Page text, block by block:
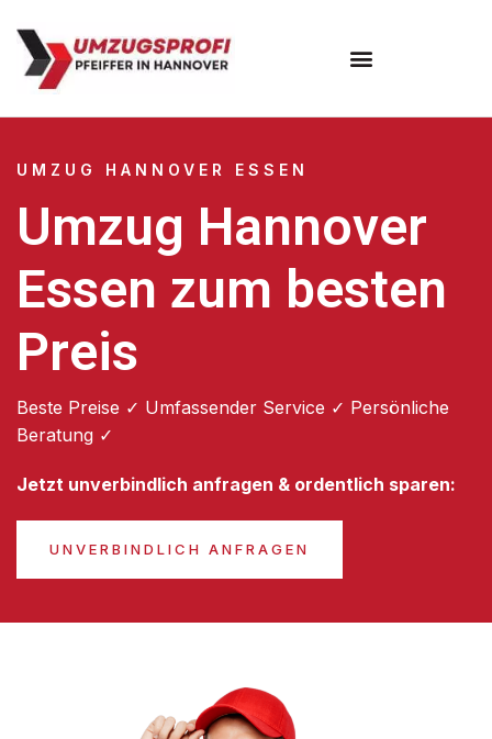
UMZUG HANNOVER ESSEN
Umzug Hannover
Essen zum besten
Preis
Beste Preise ✓ Umfassender Service ✓ Persönliche
Beratung ✓
Jetzt unverbindlich anfragen & ordentlich sparen:
UNVERBINDLICH ANFRAGEN